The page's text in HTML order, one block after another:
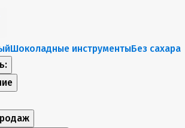
Шоколадные инструментыБез сахара